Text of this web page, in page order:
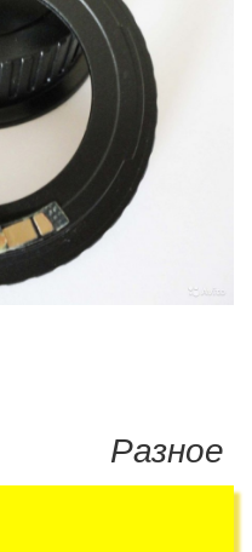
Разное